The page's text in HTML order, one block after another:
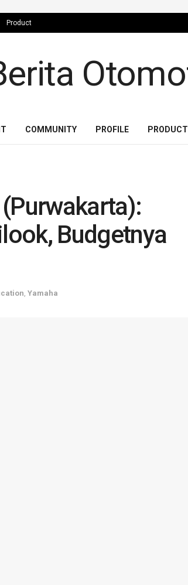
Product
COMMUNITY PROFILE PRODUCT
Budgetnya
Yamaha